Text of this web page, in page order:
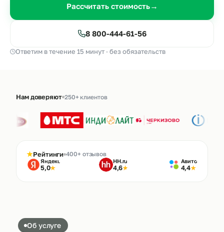
Рассчитать стоимость→
8 800-444-61-56
Ответим в течение 15 минут · без обязательств
Нам доверяют 250+ клиентов
★Рейтинги 400+ отзывов
Яндекс
5,0★
HH.ru
4,6★
Авито
4,4★
Об услуге